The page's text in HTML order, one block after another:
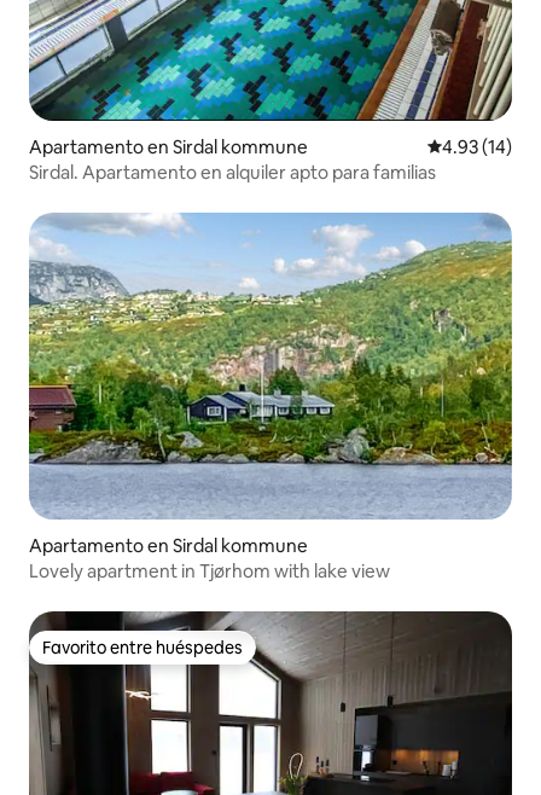
Apartamento en Sirdal kommune Calificación
4.93 (14)
Sirdal. Apartamento en alquiler apto para familias
Apartamento en Sirdal kommune
Lovely apartment in Tjørhom with lake view
Favorito entre huéspedes
Favorito entre huéspedes